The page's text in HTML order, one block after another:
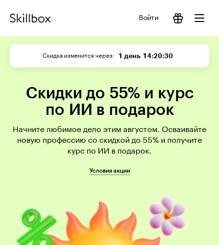
Войти
Скидка изменится через 1 день 14:20:29
Скидки до 55% и курс
по ИИ в подарок
Начните любимое дело этим августом. Осваивайте
новую профессию со скидкой до 55% и получите
курс по ИИ в подарок.
Условия акции